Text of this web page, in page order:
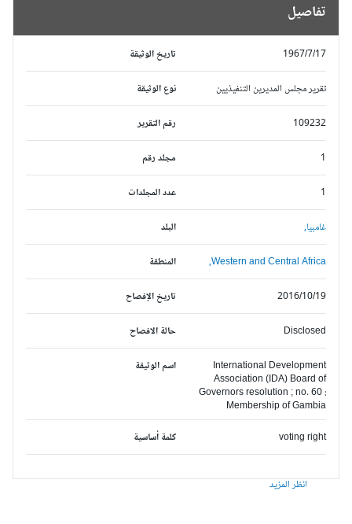
تفاصيل
تاريخ الوثيقة 1967/7/17
نوع الوثيقة تقرير مجلس المديرين التنفيذيين
رقم التقرير 109232
مجلد رقم
عدد المجلدات
البلد غامبيا,
المنطقة Western and Central Africa,
تاريخ الإفصاح 2016/10/19
حالة الافصاح Disclosed
اسم الوثيقة
International Development
Association (IDA) Board of
Governors resolution ; no. 60 :
Membership of Gambia
كلمة أساسية
voting right
انظر المزيد